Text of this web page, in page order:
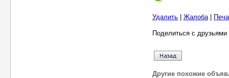
Удалить Жалоба|
Поделиться с
Другие похожие